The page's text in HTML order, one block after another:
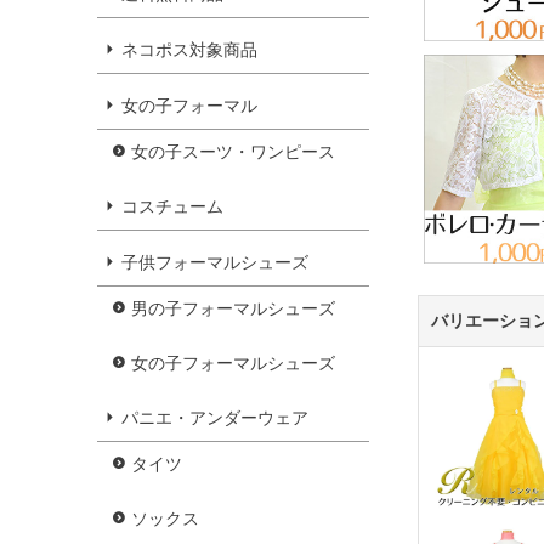
ネコポス対象商品
女の子フォーマル
女の子スーツ・ワンピース
コスチューム
子供フォーマルシューズ
男の子フォーマルシューズ
女の子フォーマルシューズ
パニエ・アンダーウェア
タイツ
ソックス
バリエーショ